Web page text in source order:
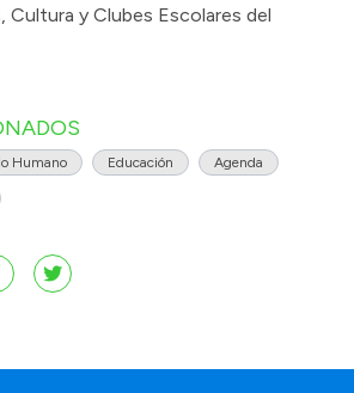
y Clubes Escolares del
Humano Educación Agenda